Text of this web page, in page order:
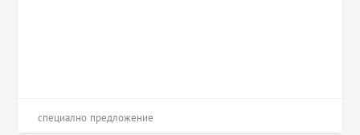
специално предложение